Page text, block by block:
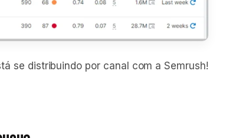
se distribuindo por canal com a Semrush!